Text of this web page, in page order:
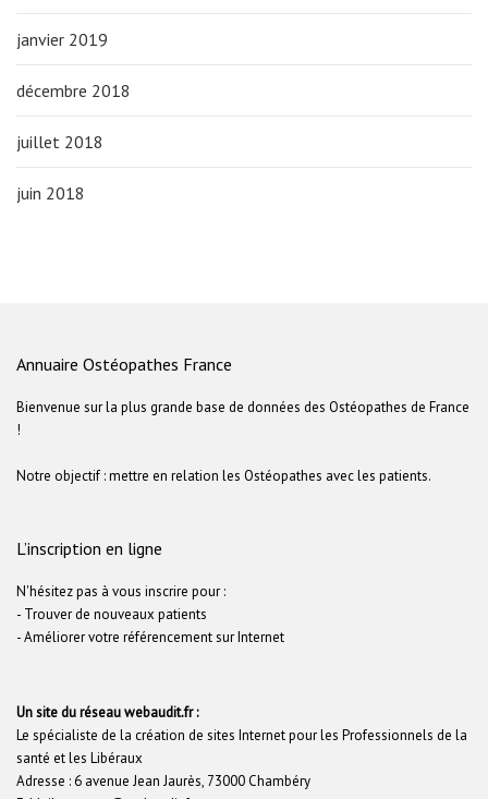
janvier 2019
décembre 2018
juillet 2018
juin 2018
Annuaire Ostéopathes France
Bienvenue sur la plus grande base de données des Ostéopathes de France
!
Notre objectif : mettre en relation les Ostéopathes avec les patients.
L’inscription en ligne
N'hésitez pas à vous inscrire pour :
- Trouver de nouveaux patients
- Améliorer votre référencement sur Internet
Un site du réseau webaudit.fr :
Le spécialiste de la création de sites Internet pour les Professionnels de la
santé et les Libéraux
Adresse : 6 avenue Jean Jaurès, 73000 Chambéry